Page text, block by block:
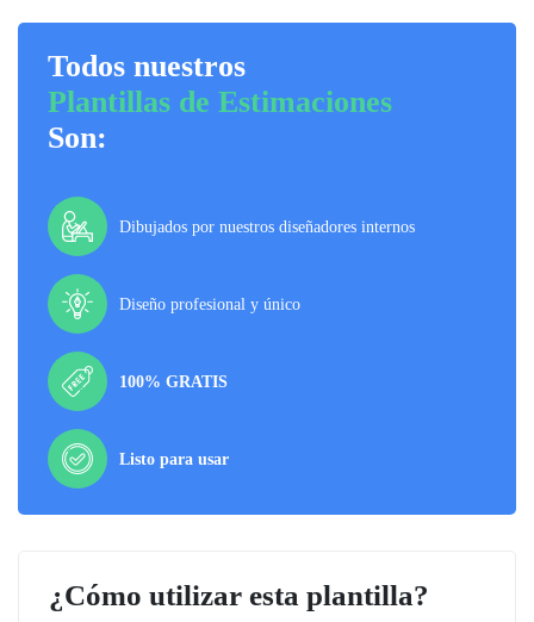
Todos nuestros
Plantillas de Estimaciones
Son:
Dibujados por nuestros diseñadores internos
Diseño profesional y único
100% GRATIS
Listo para usar
¿Cómo utilizar esta plantilla?